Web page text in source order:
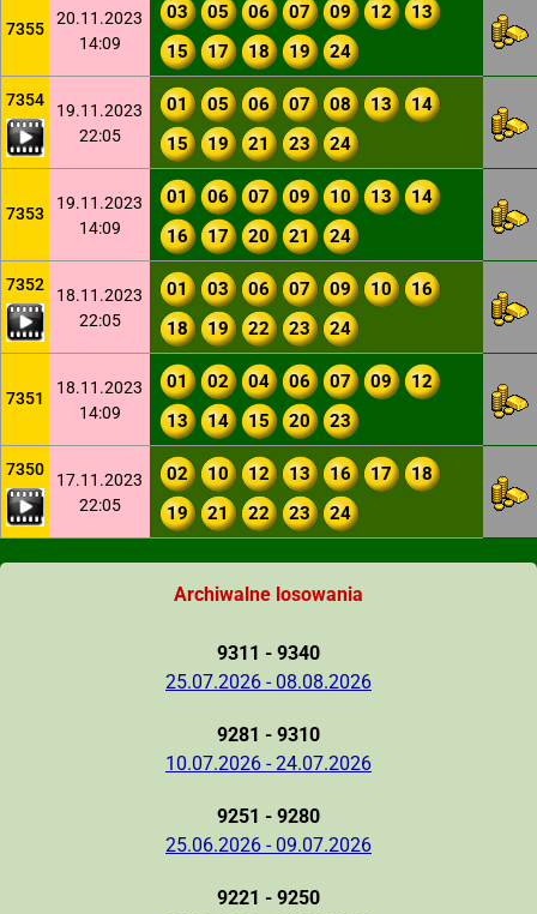
7355
20.11.2023
14:09
03 05 06 07 09 12
13
15
17 18 19 24
7354
19.11.2023
22:05
01 05 06 07 08 13
14
15
19 21 23 24
7353
19.11.2023
14:09
01 06 07 09 10 13
14
16
17 20 21 24
7352
18.11.2023
22:05
01 03 06 07 09 10
16
18
19 22 23 24
7351
18.11.2023
14:09
01 02 04 06 07 09
12
13
14 15 20 23
7350
17.11.2023
22:05
02 10 12 13 16 17
18
19
21 22 23 24
Archiwalne losowania
9311 - 9340
25.07.2026 - 08.08.2026
9281 - 9310
10.07.2026 - 24.07.2026
9251 - 9280
25.06.2026 - 09.07.2026
9221 - 9250